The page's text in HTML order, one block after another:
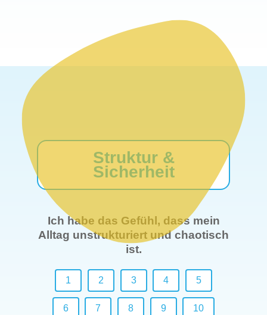
Struktur &
Sicherheit
Ich habe das Gefühl, dass mein
Alltag unstrukturiert und chaotisch
ist.
1 2 3 4 5
6 7 8 9 10